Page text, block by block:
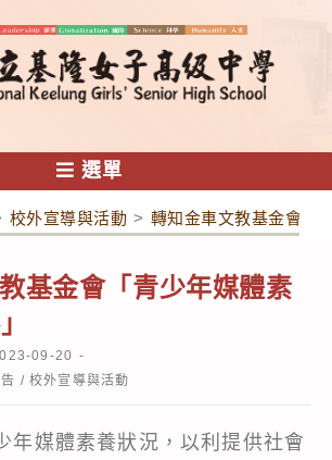
選單
校外宣導與活動 > 轉知金車文教基金會「
基金會「青少年媒體素
09-20
/ 校外宣導與活動
年媒體素養狀況，以利提供社會